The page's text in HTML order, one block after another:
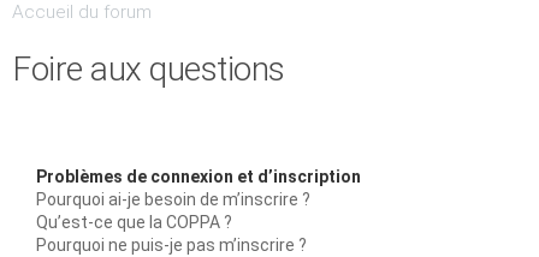
Accueil du forum
Foire aux questions
Problèmes de connexion et d’inscription
Pourquoi ai-je besoin de m’inscrire ?
Qu’est-ce que la COPPA ?
Pourquoi ne puis-je pas m’inscrire ?